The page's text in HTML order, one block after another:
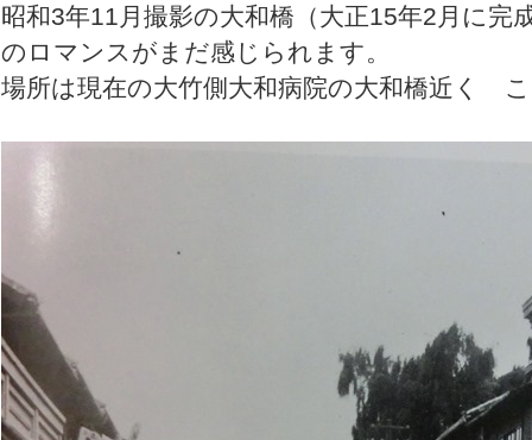
昭和3年11月撮影の大和橋（大正15年2月に
のロマンスがまだ感じられます。
場所は現在の大竹側大和病院の大和橋近く